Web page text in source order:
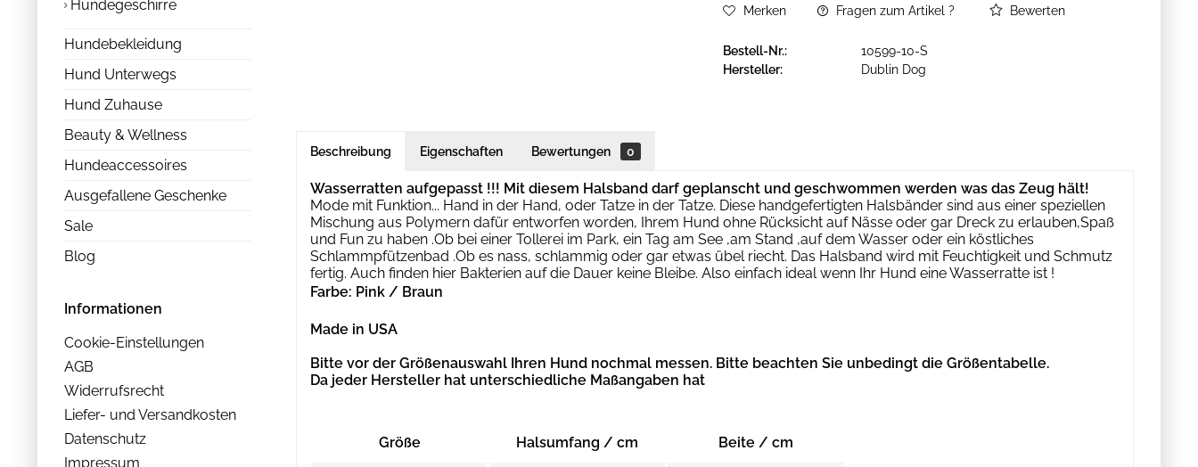
Hundegeschirre
Hundebekleidung
Hund Unterwegs
Hund Zuhause
Beauty & Wellness
Hundeaccessoires
Ausgefallene Geschenke
Sale
Blog
Informationen
Cookie-Einstellungen
AGB
Widerrufsrecht
Liefer- und Versandkosten
Datenschutz
Impressum
Merken Fragen zum Artikel ? Bewerten
Bestell-Nr.:
10599-10-S
Hersteller:
Dublin Dog
Beschreibung Eigenschaften Bewertungen 0
Wasserratten aufgepasst !!! Mit diesem Halsband darf geplanscht und geschwommen werden was das Zeug hält!
Mode mit Funktion... Hand in der Hand, oder Tatze in der Tatze. Diese handgefertigten Halsbänder sind aus einer speziellen
Mischung aus Polymern dafür entworfen worden, Ihrem Hund ohne Rücksicht auf Nässe oder gar Dreck zu erlauben,Spaß
und Fun zu haben .Ob bei einer Tollerei im Park, ein Tag am See ,am Stand ,auf dem Wasser oder ein köstliches
Schlammpfützenbad .Ob es nass, schlammig oder gar etwas übel riecht. Das Halsband wird mit Feuchtigkeit und Schmutz
fertig. Auch finden hier Bakterien auf die Dauer keine Bleibe. Also einfach ideal wenn Ihr Hund eine Wasserratte ist !
Farbe: Pink / Braun
Made in USA
Bitte vor der Größenauswahl Ihren Hund nochmal messen. Bitte beachten Sie unbedingt die Größentabelle.
Da jeder Hersteller hat unterschiedliche Maßangaben hat
Größe Halsumfang / cm
Beite / cm